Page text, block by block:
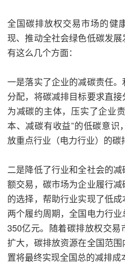
全国碳排放权交易市场的健
现、推动全社会绿色低碳发
有这么几个方面：
一是落实了企业的减碳责任
分配，将碳减排目标要求直
为减碳的主体，压实了企业
本、减碳有收益”的低碳意识
放重点行业（电力行业）的碳
二是降低了行业和全社会的
额交易，碳市场为企业履行
的选择，帮助行业实现了低
两个履约周期，全国电力行
350亿元。随着碳排放权交
扩大，碳排放资源在全国范
置将最终实现全国总的减排成